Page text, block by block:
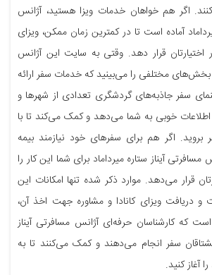
اگر هم خواهان خدمات ویزا هستید، آژانس
آماده است تا در کمترین زمان ممکن، ویزای
اختیارتان قرار دهد. وقتی به سایت این آژانس
بخش‌های مختلفی را می‌بینید که خدمات سفر ارائه
سفر جاذبه‌های گردشگری تعدادی از شهرها و
اطلاعات خوبی به شما می‌دهد و کمک می‌کند تا با
اگر هم برای سفرهای خود نیازمند بیمه
آیناز ستاره میرداماد برای شما این کار را
قرار می‌دهد. موارد ذکر شده تنها امکانات این
دریافت ویزای کانادا و مشاوره جهت اخذ آن،
که کارشناسان حرفه‌ای آژانس مسافرتی آیناز
سفر انجام می‌دهند و کمک می‌کنند تا به
آغاز کنید.